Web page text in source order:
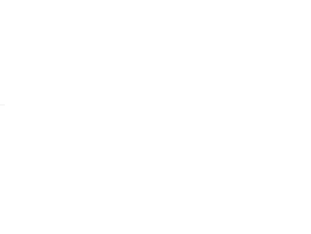
tương lai